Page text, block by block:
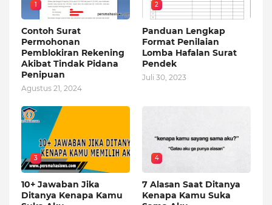
1
Contoh Surat
Permohonan
Pemblokiran Rekening
Akibat Tindak Pidana
Penipuan
Agustus 21, 2024
2
Panduan Lengkap
Format Penilaian
Lomba Hafalan Surat
Pendek
Juli 30, 2023
3
10+ Jawaban Jika
Ditanya Kenapa Kamu
4
7 Alasan Saat Ditanya
Kenapa Kamu Suka